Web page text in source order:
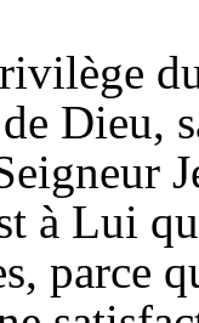
Dieu,
à Lui
parce